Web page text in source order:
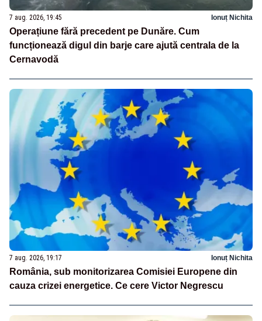
7 aug. 2026, 19:45 Ionuț Nichita
Operațiune fără precedent pe Dunăre. Cum
funcționează digul din barje care ajută centrala de la
Cernavodă
7 aug. 2026, 19:17 Ionuț Nichita
România, sub monitorizarea Comisiei Europene din
cauza crizei energetice. Ce cere Victor Negrescu